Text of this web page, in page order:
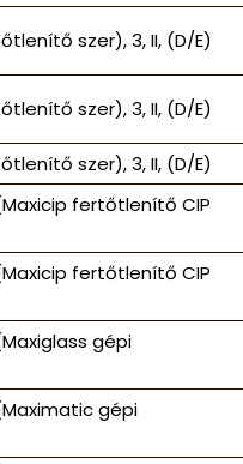
szer), 3, II, (D/E)
szer), 3, II, (D/E)
szer), 3, II, (D/E)
(Maxicip fertőtlenítő CIP
(Maxicip fertőtlenítő CIP
(Maxiglass gépi
(Maximatic gépi